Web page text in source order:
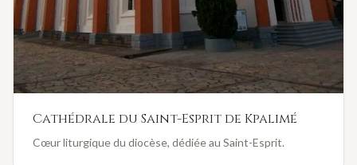
Cathédrale du Saint-Esprit de Kpalimé
Cœur liturgique du diocèse, dédiée au Saint-Esprit.